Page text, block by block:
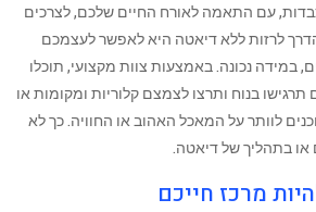
עם התאמה לאורח החיים שלכם, לצרכים
לרזות ללא דיאטה היא לאפשר לעצמכם
נכונה. באמצעות צוות מקצועי, תוכלו
בנוח ותרצו לצמצם קלוריות ומקומות או
לוותר על המאכל האהוב או החוויה. כך לא
בתהליך של דיאטה.
מרכז חייכם